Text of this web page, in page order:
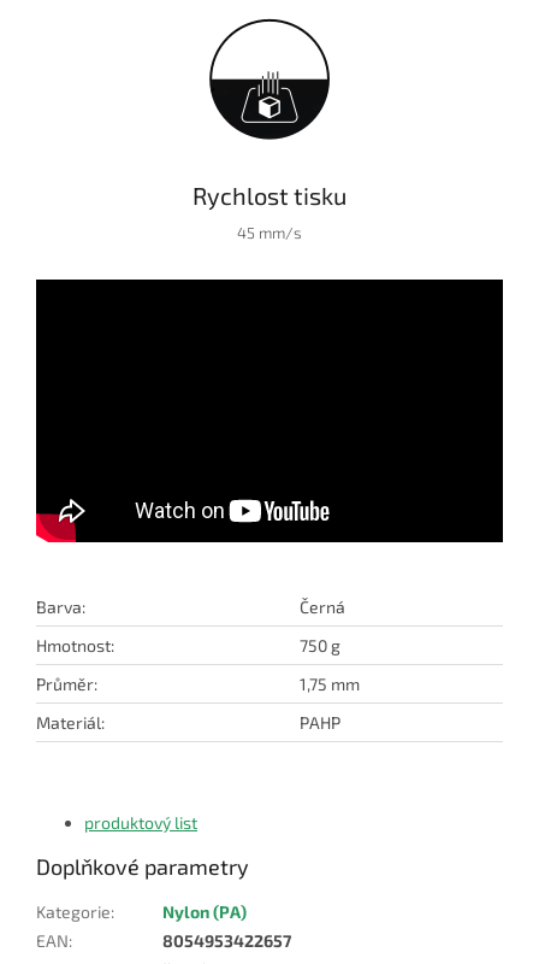
Rychlost tisku
45 mm/s
Barva:
Černá
Hmotnost:
750 g
Průměr:
1,75 mm
Materiál:
PAHP
produktový list
Doplňkové parametry
Kategorie:
Nylon (PA)
EAN:
8054953422657